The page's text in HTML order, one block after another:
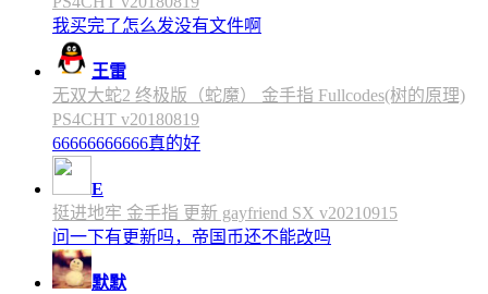
我买完了怎么发没有文件啊
王雷
无双大蛇2 终极版（蛇魔） 金手指 Fullcodes(树的原理)
PS4CHT v20180819
66666666666真的好
E
挺进地牢 金手指 更新 gayfriend SX v20210915
问一下有更新吗，帝国币还不能改吗
默默